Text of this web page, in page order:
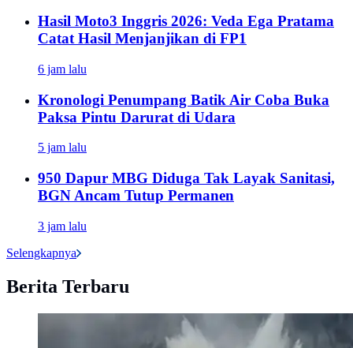
Hasil Moto3 Inggris 2026: Veda Ega Pratama
Catat Hasil Menjanjikan di FP1
6 jam lalu
Kronologi Penumpang Batik Air Coba Buka
Paksa Pintu Darurat di Udara
5 jam lalu
950 Dapur MBG Diduga Tak Layak Sanitasi,
BGN Ancam Tutup Permanen
3 jam lalu
Selengkapnya
Berita Terbaru